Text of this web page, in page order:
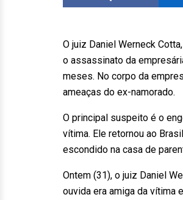
O juiz Daniel Werneck
o assassinato da
meses. No corpo da
ameaças do ex-namorado.
O principal suspeito é o
vítima. Ele retornou ao
escondido na casa de
Ontem (31), o juiz Daniel
ouvida era amiga da vítima